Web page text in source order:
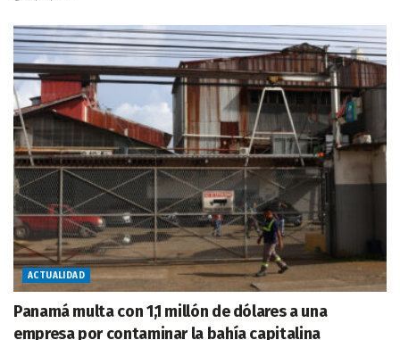
ACTUALIDAD
Panamá multa con 1,1 millón de dólares a una
empresa por contaminar la bahía capitalina